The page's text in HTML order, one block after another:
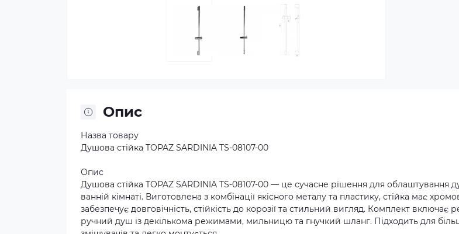
Опис
Назва товару
Душова стійка TOPAZ SARDINIA TS-08107-00
Опис
Душова стійка TOPAZ SARDINIA TS-08107-00 — це сучасне рішення для облаштування
ванній кімнаті. Виготовлена з комбінації якісного металу та пластику, стійка має
забезпечує довговічність, стійкість до корозії та стильний вигляд. Комплект включає
ручний душ із декількома режимами, мильницю та гнучкий шланг. Підходить для